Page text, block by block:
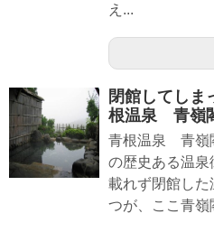
え...
閉館してし
根温泉 青嶺
青根温泉 青嶺
の歴史ある温泉
載れず閉館した
つが、ここ青嶺